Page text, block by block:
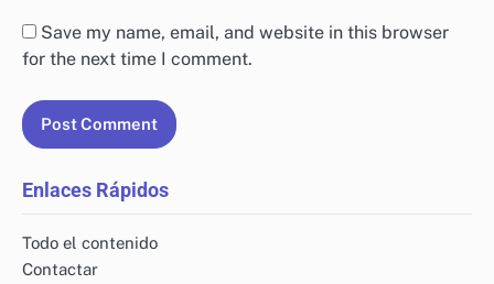
Save my name, email, and website in this browser
for the next time I comment.
Enlaces Rápidos
Todo el contenido
Contactar